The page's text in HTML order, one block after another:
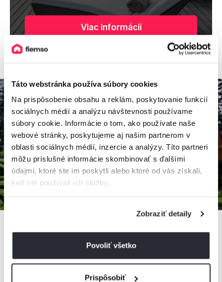
Táto webstránka používa súbory cookies
Na prispôsobenie obsahu a reklám, poskytovanie funkcií
sociálnych médií a analýzu návštevnosti používame
súbory cookie. Informácie o tom, ako používate naše
webové stránky, poskytujeme aj našim partnerom v
oblasti sociálnych médií, inzercie a analýzy. Títo partneri
môžu príslušné informácie skombinovať s ďalšími
údajmi, ktoré ste im poskytli alebo ktoré od vás získali,
keď ste používali ich služby.
Zobraziť detaily
Povoliť všetko
Prispôsobiť
Viac informácií
Chata, Oravice, Slovensko
10 osôb, 3 spálne, 1 kúpeľňa